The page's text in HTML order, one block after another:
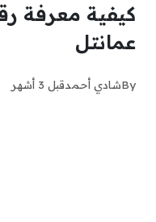
عمانتل
Byشادي أحمدقبل 3 أشهر